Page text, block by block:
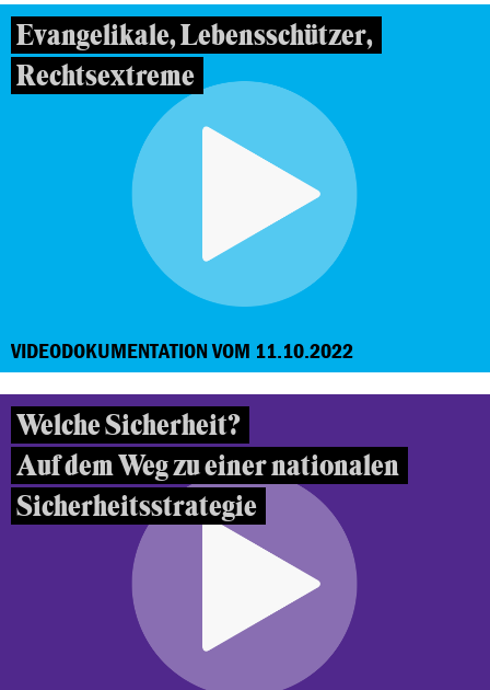
Evangelikale, Lebensschützer,
Rechtsextreme
VIDEODOKUMENTATION VOM 11.10.2022
Welche Sicherheit?
Auf dem Weg zu einer nationalen
Sicherheitsstrategie